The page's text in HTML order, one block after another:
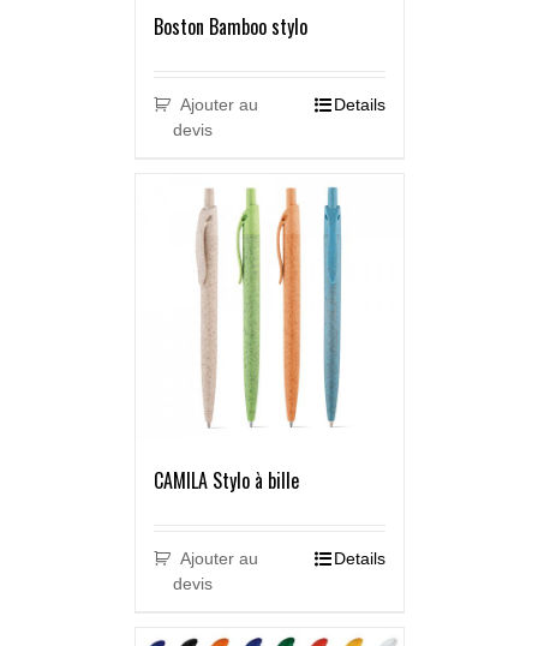
Boston Bamboo stylo
Ajouter au
devis
Details
CAMILA Stylo à bille
Ajouter au
devis
Details